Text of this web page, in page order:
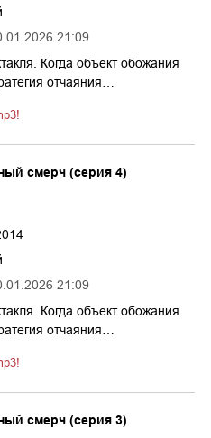
21:09
Когда объект обожания
отчаяния…
21:09
смерч (серия 4)
Когда объект обожания
отчаяния…
смерч (серия 3)